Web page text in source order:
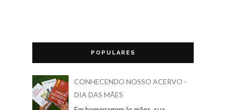
POPULARES
CONHECENDO NOSSO ACERVO -
DIA DAS MÃES